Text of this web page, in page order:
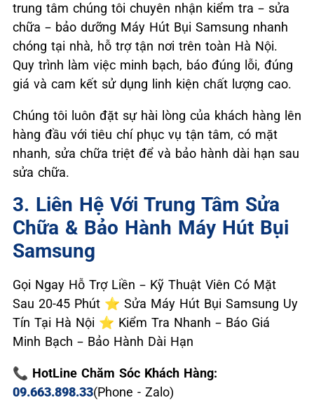
trung tâm chúng tôi chuyên nhận kiểm tra – sửa
chữa – bảo dưỡng Máy Hút Bụi Samsung nhanh
chóng tại nhà, hỗ trợ tận nơi trên toàn Hà Nội.
Quy trình làm việc minh bạch, báo đúng lỗi, đúng
giá và cam kết sử dụng linh kiện chất lượng cao.
Chúng tôi luôn đặt sự hài lòng của khách hàng lên
hàng đầu với tiêu chí phục vụ tận tâm, có mặt
nhanh, sửa chữa triệt để và bảo hành dài hạn sau
sửa chữa.
3. Liên Hệ Với Trung Tâm Sửa
Chữa & Bảo Hành Máy Hút Bụi
Samsung
Gọi Ngay Hỗ Trợ Liền – Kỹ Thuật Viên Có Mặt
Sau 20-45 Phút ⭐ Sửa Máy Hút Bụi Samsung Uy
Tín Tại Hà Nội ⭐ Kiểm Tra Nhanh – Báo Giá
Minh Bạch – Bảo Hành Dài Hạn
📞 HotLine Chăm Sóc Khách Hàng:
09.663.898.33(Phone - Zalo)